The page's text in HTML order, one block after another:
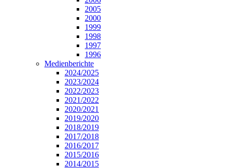
2005
2000
1999
1998
1997
1996
Medienberichte
2024/2025
2023/2024
2022/2023
2021/2022
2020/2021
2019/2020
2018/2019
2017/2018
2016/2017
2015/2016
2014/2015